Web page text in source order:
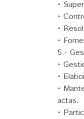
•
•
•
•
5.-
•
•
•
actas.
•